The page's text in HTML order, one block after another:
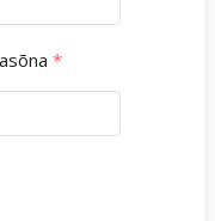
*